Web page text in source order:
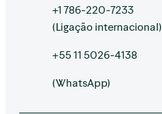
+1 786-220-7233
(Ligação internacional)
+55 11 5026-4138
(WhatsApp)